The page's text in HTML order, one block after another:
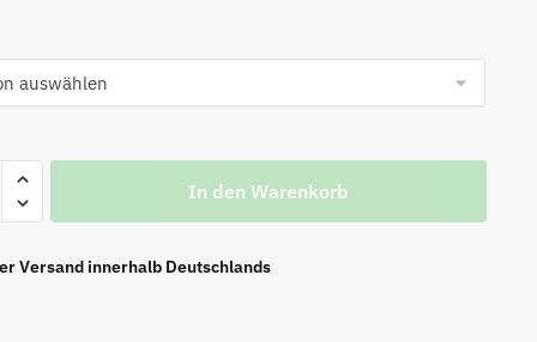
In den Warenkorb
Versand innerhalb Deutschlands